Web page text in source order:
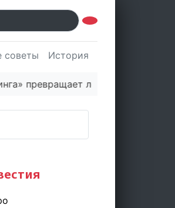
советы История
превращает логистическую